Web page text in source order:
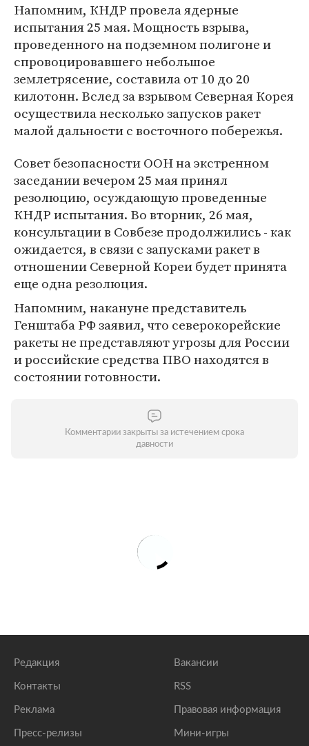
Напомним, КНДР провела ядерные
испытания 25 мая. Мощность взрыва,
проведенного на подземном полигоне и
спровоцировавшего небольшое
землетрясение, составила от 10 до 20
килотонн. Вслед за взрывом Северная Корея
осуществила несколько запусков ракет
малой дальности с восточного побережья.
Совет безопасности ООН на экстренном
заседании вечером 25 мая принял
резолюцию, осуждающую проведенные
КНДР испытания. Во вторник, 26 мая,
консультации в Совбезе продолжились - как
ожидается, в связи с запусками ракет в
отношении Северной Кореи будет принята
еще одна резолюция.
Напомним, накануне представитель
Генштаба РФ заявил, что северокорейские
ракеты не представляют угрозы для России
и российские средства ПВО находятся в
состоянии готовности.
Комментарии закрыты за истечением срока
давности
Редакция
Контакты
Реклама
Пресс-релизы
Вакансии
RSS
Правовая информация
Мини-игры